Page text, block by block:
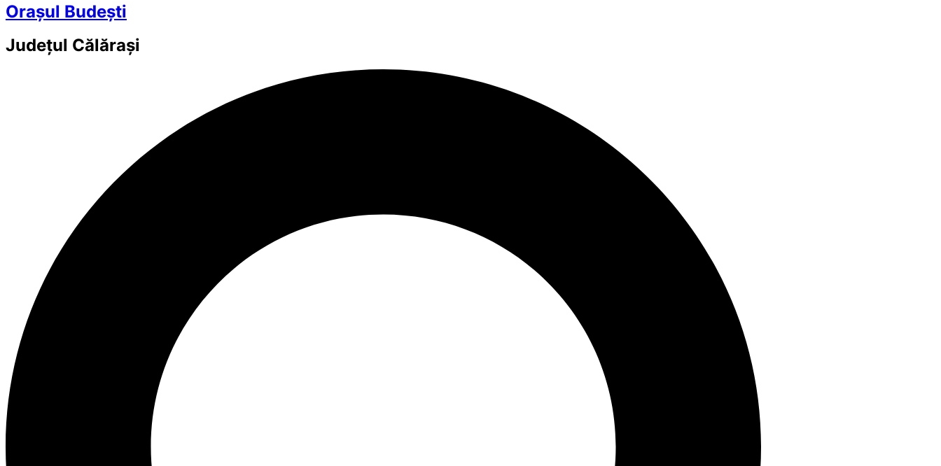
Orașul Budești
Județul Călărași